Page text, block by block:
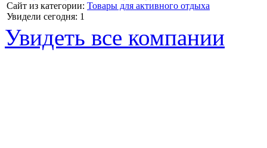
Сайт из категории: Товары для активного отдыха
Увидели сегодня: 1
Увидеть все компании